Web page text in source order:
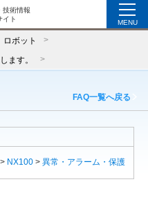
技術情報
イト
MENU
ロボット
ます。
FAQ一覧へ戻る
> NX100 > 異常・アラーム・保護